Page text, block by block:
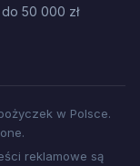
50 000 zł
w Polsce.
reklamowe są